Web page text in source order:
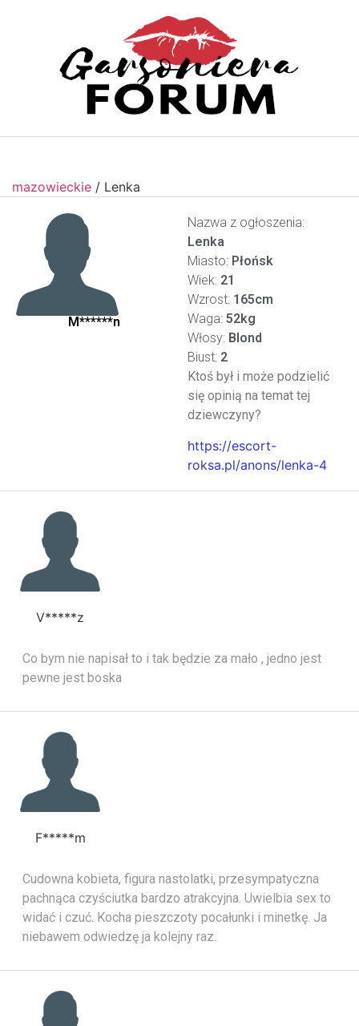
mazowieckie / Lenka
M******n
Nazwa z ogłoszenia:
Lenka
Miasto: Płońsk
Wiek: 21
Wzrost: 165cm
Waga: 52kg
Włosy: Blond
Biust: 2
Ktoś był i może podzielić
się opinią na temat tej
dziewczyny?
https://escort-
roksa.pl/anons/lenka-4
V*****z
Co bym nie napisał to i tak będzie za mało , jedno jest
pewne jest boska
F*****m
Cudowna kobieta, figura nastolatki, przesympatyczna
pachnąca czyściutka bardzo atrakcyjna. Uwielbia sex to
widać i czuć. Kocha pieszczoty pocałunki i minetkę. Ja
niebawem odwiedzę ja kolejny raz.